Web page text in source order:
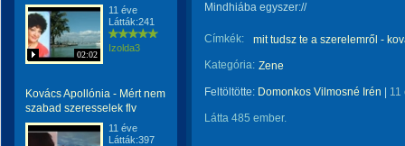
02:02
11 éve
Látták:241
Izolda3
Kovács Apollónia - Mért nem
szabad szeresselek flv
11 éve
Látták:397
Mindhiába egyszer://
Címkék:
mit tudsz te a szerelemről -
Kategória: Zene
Feltöltötte: Domonkos Vilmosné Irén 11
Látta 485 ember.